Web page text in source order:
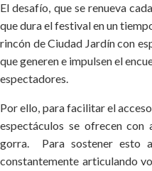
El desafío, que se renueva
que dura el festival en un
rincón de Ciudad Jardín con
que generen e impulsen el
espectadores.
Por ello, para facilitar el
espectáculos se ofrecen
gorra. Para sostener esto
constantemente articulando